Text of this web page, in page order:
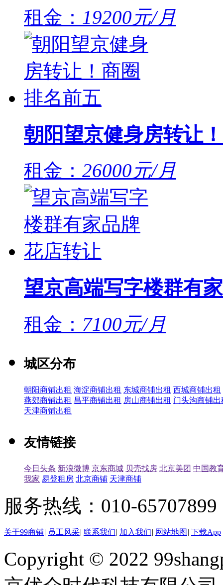
租金： 19200元/月
朝阳望京健身房转让
租金： 26000元/月
望京高端写字楼群有
租金： 7100元/月
城区分布
朝阳商铺出租 海淀商铺出租 东城商铺出租 西城商铺出租
燕郊商铺出租 昌平商铺出租 房山商铺出租 门头沟商铺出
天津商铺出租
友情链接
今日头条 新浪微博 京东商城 贝壳找房 北京美团 中国教
我家 易登租房 北京商铺 天津商铺
服务热线：010-
关于99商铺| 员工风采| 联系我们| 加入我们| 网站地图 | 下载App
Copyright © 2022